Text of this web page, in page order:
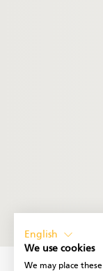
English
We use cookies
We may place